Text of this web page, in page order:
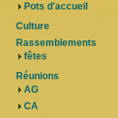
Pots d'accueil
Culture
Rassemblements
fêtes
Réunions
AG
CA